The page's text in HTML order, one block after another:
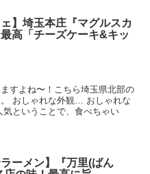
ェ】埼玉本庄『マグルスカ
高「チーズケーキ&キッ
すよね〜！こちら埼玉県北部の
おしゃれな外観… おしゃれな
ということで、食べちゃい
ラーメン】『万里(ばん